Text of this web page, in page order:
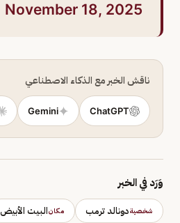
November 18, 2025
ناقش الخبر مع الذكاء الاصطناعي
ChatGPT
Gemini
وَرَد في الخبر
شخصيةدونالد ترمب مكانالبيت الأبيض